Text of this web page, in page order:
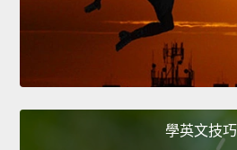
學英文技巧